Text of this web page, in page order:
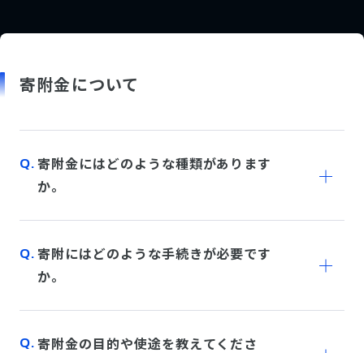
寄附金について
寄附金にはどのような種類があります
か。
寄附にはどのような手続きが必要です
か。
寄附金の目的や使途を教えてくださ